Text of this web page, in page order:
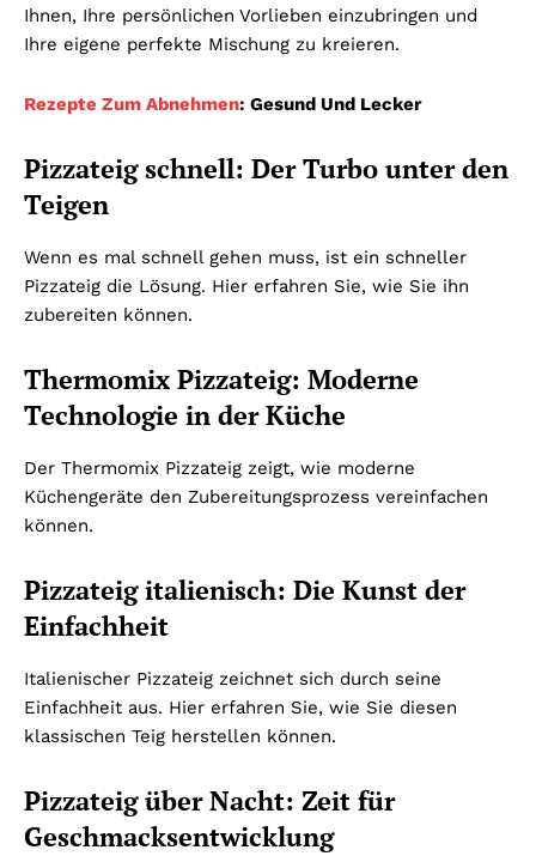
Ihnen, Ihre persönlichen Vorlieben einzubringen und
Ihre eigene perfekte Mischung zu kreieren.
Rezepte Zum Abnehmen: Gesund Und Lecker
Pizzateig schnell: Der Turbo unter den
Teigen
Wenn es mal schnell gehen muss, ist ein schneller
Pizzateig die Lösung. Hier erfahren Sie, wie Sie ihn
zubereiten können.
Thermomix Pizzateig: Moderne
Technologie in der Küche
Der Thermomix Pizzateig zeigt, wie moderne
Küchengeräte den Zubereitungsprozess vereinfachen
können.
Pizzateig italienisch: Die Kunst der
Einfachheit
Italienischer Pizzateig zeichnet sich durch seine
Einfachheit aus. Hier erfahren Sie, wie Sie diesen
klassischen Teig herstellen können.
Pizzateig über Nacht: Zeit für
Geschmacksentwicklung